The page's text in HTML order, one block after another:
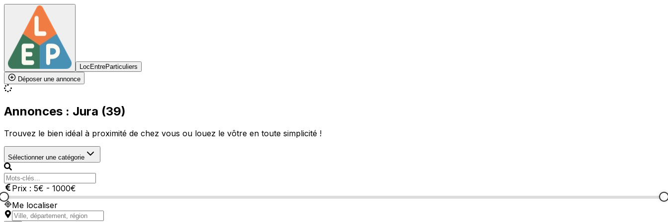
LocEntreParticuliers
Déposer une annonce
Annonces : Jura (39)
Trouvez le bien idéal à proximité de chez vous ou louez le vôtre en toute simplicité !
Sélectionner une catégorie
Prix : 5€ - 1000€
Me localiser